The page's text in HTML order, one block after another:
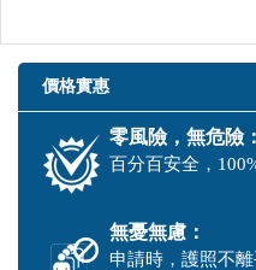
價格實惠
零風險，無危險：
百分百安全，
無憂無慮：
申請時，護照不